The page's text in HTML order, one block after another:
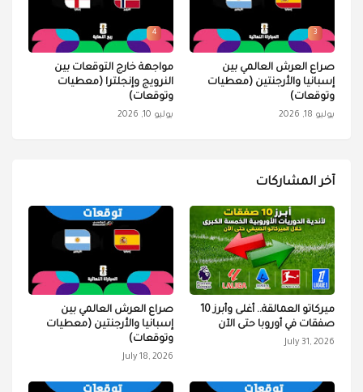
3
صراع العرش العالمي بين
إسبانيا والأرجنتين (معطيات
وتوقعات)
يوليو 18, 2026
4
مواجهة خارج التوقعات بين
النرويج وإنجلترا (معطيات
وتوقعات)
يوليو 10, 2026
آخر المشاركات
ميركاتو العمالقة.. أغلى وأبرز 10
صفقات في أوروبا حتى الآن
July 31, 2026
صراع العرش العالمي بين
إسبانيا والأرجنتين (معطيات
وتوقعات)
July 18, 2026